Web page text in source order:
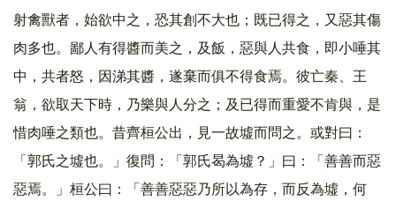
射禽獸者，始欲中之，恐其創不大也；既已得之，又惡其傷
肉多也。鄙人有得醬而美之，及飯，惡與人共食，即小唾其
中，共者怒，因涕其醬，遂棄而俱不得食焉。彼亡秦、王
翁，欲取天下時，乃樂與人分之；及已得而重愛不肯與，是
惜肉唾之類也。昔齊桓公出，見一故墟而問之。或對曰：
「郭氏之墟也。」復問：「郭氏曷為墟？」曰：「善善而惡
惡焉。」桓公曰：「善善惡惡乃所以為存，而反為墟，何